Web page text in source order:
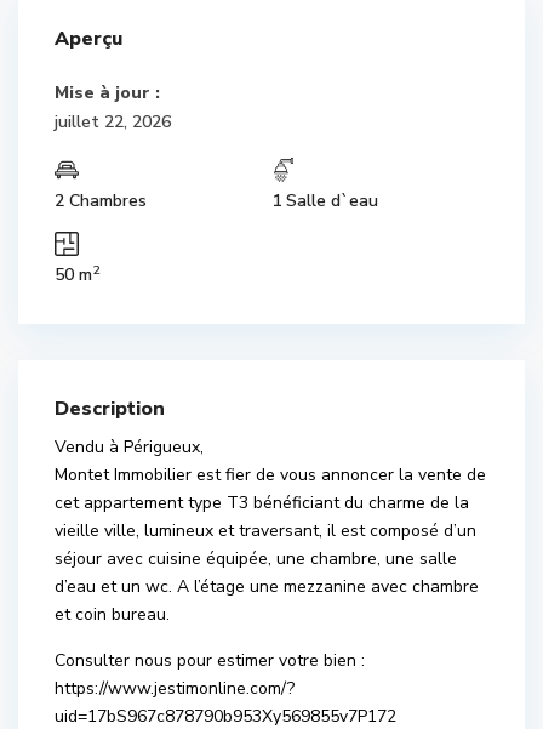
Aperçu
Mise à jour :
juillet 22, 2026
2 Chambres 1 Salle d`eau
50 m2
Description
Vendu à Périgueux,
Montet Immobilier est fier de vous annoncer la vente de
cet appartement type T3 bénéficiant du charme de la
vieille ville, lumineux et traversant, il est composé d’un
séjour avec cuisine équipée, une chambre, une salle
d’eau et un wc. A l’étage une mezzanine avec chambre
et coin bureau.
Consulter nous pour estimer votre bien :
https://www.jestimonline.com/?
uid=17bS967c878790b953Xy569855v7P172